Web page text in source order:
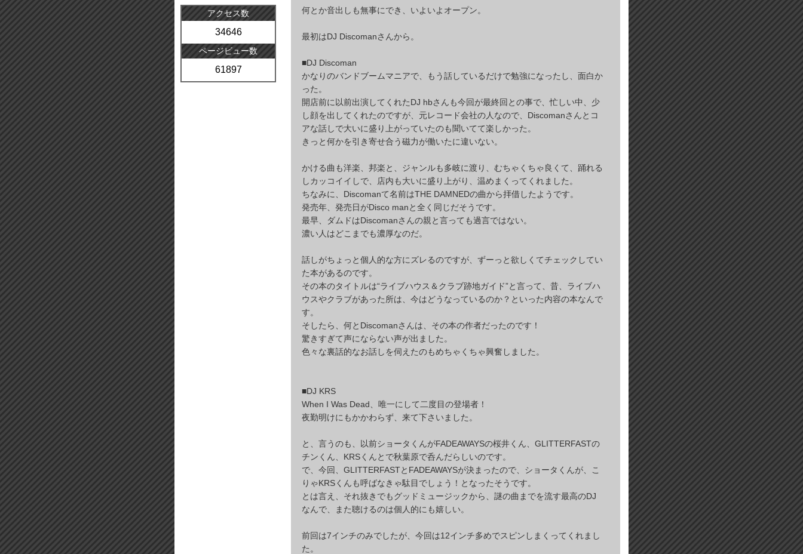
何とか音出しも無事にでき、いよいよオープン。
最初はDJ Discomanさんから。
■DJ Discoman
かなりのバンドブームマニアで、もう話しているだけで勉強になったし、面白か
った。
開店前に以前出演してくれたDJ hbさんも今回が最終回との事で、忙しい中、少
し顔を出してくれたのですが、元レコード会社の人なので、Discomanさんとコ
アな話しで大いに盛り上がっていたのも聞いてて楽しかった。
きっと何かを引き寄せ合う磁力が働いたに違いない。
かける曲も洋楽、邦楽と、ジャンルも多岐に渡り、むちゃくちゃ良くて、踊れる
しカッコイイしで、店内も大いに盛り上がり、温めまくってくれました。
ちなみに、Discomanて名前はTHE DAMNEDの曲から拝借したようです。
発売年、発売日がDisco manと全く同じだそうです。
最早、ダムドはDiscomanさんの親と言っても過言ではない。
濃い人はどこまでも濃厚なのだ。
話しがちょっと個人的な方にズレるのですが、ずーっと欲しくてチェックしてい
た本があるのです。
その本のタイトルは“ライブハウス＆クラブ跡地ガイド”と言って、昔、ライブハ
ウスやクラブがあった所は、今はどうなっているのか？といった内容の本なんで
す。
そしたら、何とDiscomanさんは、その本の作者だったのです！
驚きすぎて声にならない声が出ました。
色々な裏話的なお話しを伺えたのもめちゃくちゃ興奮しました。
■DJ KRS
When I Was Dead、唯一にして二度目の登場者！
夜勤明けにもかかわらず、来て下さいました。
と、言うのも、以前ショータくんがFADEAWAYSの桜井くん、GLITTERFASTの
チンくん、KRSくんとで秋葉原で呑んだらしいのです。
で、今回、GLITTERFASTとFADEAWAYSが決まったので、ショータくんが、こ
りゃKRSくんも呼ばなきゃ駄目でしょう！となったそうです。
とは言え、それ抜きでもグッドミュージックから、謎の曲までを流す最高のDJ
なんで、また聴けるのは個人的にも嬉しい。
前回は7インチのみでしたが、今回は12インチ多めでスピンしまくってくれまし
た。
アクセス数
34646
ページビュー数
61897